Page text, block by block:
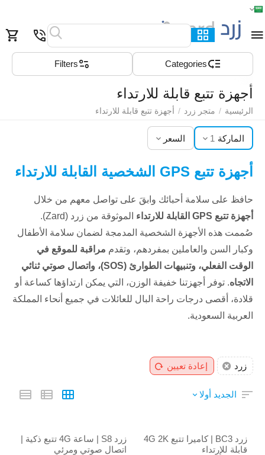
Сategories
Filters
أجهزة تتبع قابلة للارتداء
الرئيسية / متجر زرد / أجهزة تتبع قابلة للارتداء
الماركة 1 السعر
أجهزة تتبع GPS الشخصية القابلة للارتداء
حافظ على سلامة أحبائك وابقَ على تواصل معهم من خلال
أجهزة تتبع GPS القابلة للارتداء
الموثوقة من زرد (Zard).
صُممت هذه الأجهزة الشخصية المدمجة لضمان سلامة الأطفال
وكبار السن والعاملين بمفردهم، وتقدم مراقبة للموقع في
الوقت الفعلي، وتنبيهات الطوارئ (SOS)، واتصال صوتي ثنائي
الاتجاه. توفر أجهزتنا خفيفة الوزن، التي يمكن ارتداؤها كساعة أو
قلادة، أقصى درجات راحة البال للعائلات في جميع أنحاء المملكة
العربية السعودية.
زرد إعادة تعيين
الجديد أولا
زرد BC3 | كاميرا تتبع 4G 2K
قابلة للإرتداء
زرد S8 | ساعة 4G تتبع ذكية |
اتصال صوتي ومرئي
الرئيسية القائمة بحث السلة قائمة المفضلة